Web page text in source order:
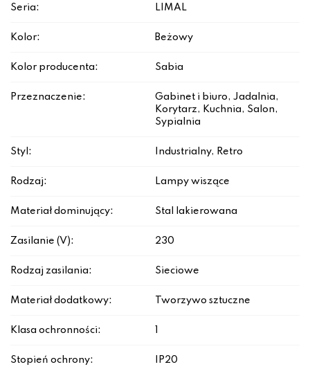
Seria: LIMAL
Kolor: Beżowy
Kolor producenta: Sabia
Przeznaczenie:
Gabinet i biuro, Jadalnia,
Korytarz, Kuchnia, Salon,
Sypialnia
Styl: Industrialny, Retro
Rodzaj: Lampy wiszące
Materiał dominujący: Stal lakierowana
Zasilanie (V): 230
Rodzaj zasilania: Sieciowe
Materiał dodatkowy: Tworzywo sztuczne
Klasa ochronności:
Stopień ochrony: IP20